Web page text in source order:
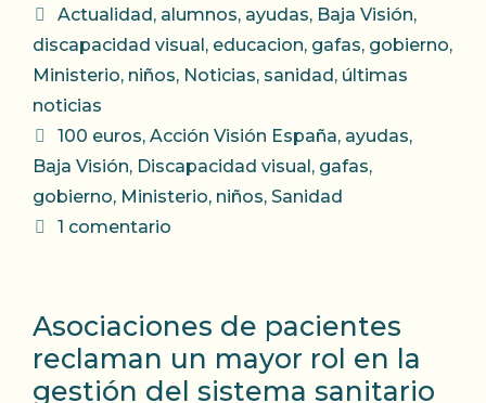
Categorías
Actualidad , alumnos, ayudas, Baja Visión,
discapacidad visual , educacion, gafas, gobierno,
Ministerio, niños, Noticias, sanidad , últimas
noticias
Etiquetas
100 euros, Acción Visión España, ayudas,
Baja Visión, Discapacidad visual , gafas,
gobierno, Ministerio, niños, Sanidad
1 comentario
Asociaciones de pacientes
reclaman un mayor rol en la
gestión del sistema sanitario